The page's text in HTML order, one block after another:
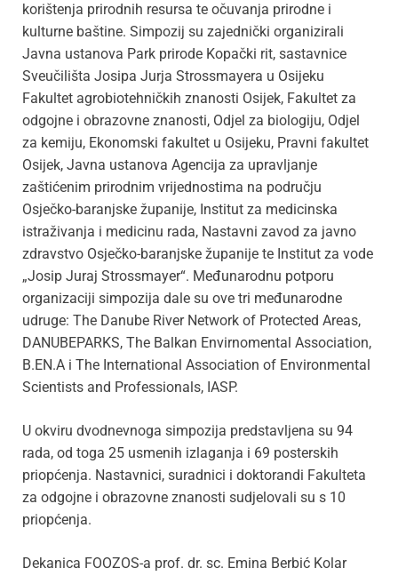
korištenja prirodnih resursa te očuvanja prirodne i
kulturne baštine. Simpozij su zajednički organizirali
Javna ustanova Park prirode Kopački rit, sastavnice
Sveučilišta Josipa Jurja Strossmayera u Osijeku
Fakultet agrobiotehničkih znanosti Osijek, Fakultet za
odgojne i obrazovne znanosti, Odjel za biologiju, Odjel
za kemiju, Ekonomski fakultet u Osijeku, Pravni fakultet
Osijek, Javna ustanova Agencija za upravljanje
zaštićenim prirodnim vrijednostima na području
Osječko-baranjske županije, Institut za medicinska
istraživanja i medicinu rada, Nastavni zavod za javno
zdravstvo Osječko-baranjske županije te Institut za vode
„Josip Juraj Strossmayer“. Međunarodnu potporu
organizaciji simpozija dale su ove tri međunarodne
udruge: The Danube River Network of Protected Areas,
DANUBEPARKS, The Balkan Envirnomental Association,
B.EN.A i The International Association of Environmental
Scientists and Professionals, IASP.
U okviru dvodnevnoga simpozija predstavljena su 94
rada, od toga 25 usmenih izlaganja i 69 posterskih
priopćenja. Nastavnici, suradnici i doktorandi Fakulteta
za odgojne i obrazovne znanosti sudjelovali su s 10
priopćenja.
Dekanica FOOZOS-a prof. dr. sc. Emina Berbić Kolar